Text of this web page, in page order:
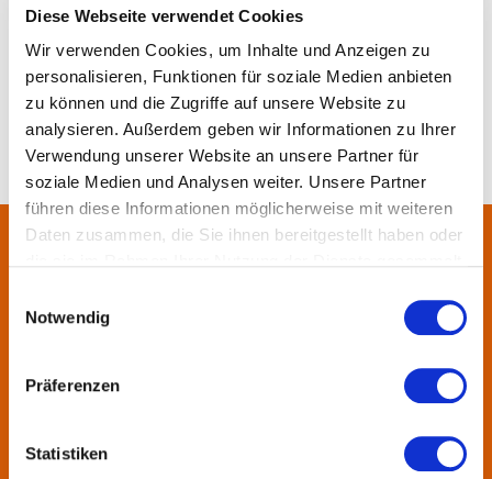
Diese Webseite verwendet Cookies
Wir verwenden Cookies, um Inhalte und Anzeigen zu
personalisieren, Funktionen für soziale Medien anbieten
zu können und die Zugriffe auf unsere Website zu
analysieren. Außerdem geben wir Informationen zu Ihrer
Verwendung unserer Website an unsere Partner für
soziale Medien und Analysen weiter. Unsere Partner
führen diese Informationen möglicherweise mit weiteren
Daten zusammen, die Sie ihnen bereitgestellt haben oder
Notwendig
Präferenzen
Statistiken
Merken Teilen
In der Metropolregion FrankfurtRheinMain haben sich rund 50
KulturRegion zusammen-geschlossen. Über die Ländergrenzen
hinweg vernetzt die gemeinnützige Gesellschaft seit 2005 die
interkommunale Zusammenarbeit. Gemeinsam mit ihren